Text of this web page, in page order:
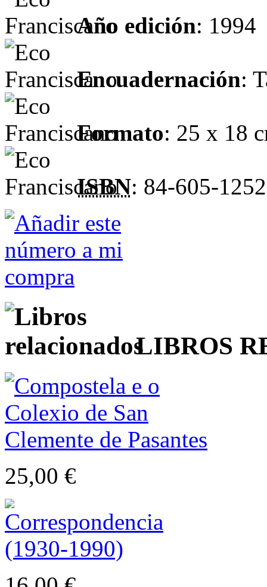
Año edición: 1994
Encuadernación:
Formato: 25 x 18
ISBN: 84-605-
LIBROS
25,00 €